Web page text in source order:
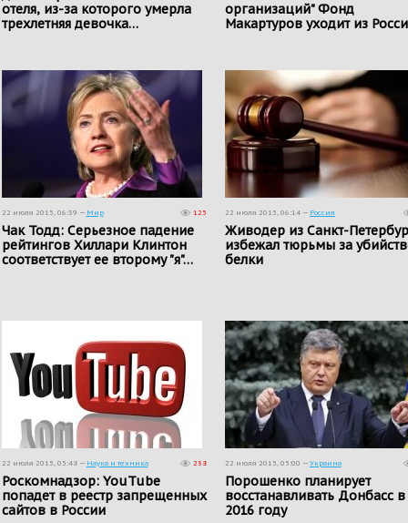
отеля, из-за которого умерла
трехлетняя девочка…
организаций" Фонд
Макартуров уходит из
22 июля 2015, 06:39 — Мир 125
Чак Тодд: Серьезное падение
рейтингов Хиллари Клинтон
соответствует ее второму "я"…
22 июля 2015, 06:14 — Россия
Живодер из Санкт-
избежал тюрьмы за
белки
22 июля 2015, 05:48 — Наука и техника 238
Роскомнадзор: YouTube
попадет в реестр запрещенных
сайтов в России
22 июля 2015, 05:00 — Украина
Порошенко планирует
восстанавливать Донбасс в
2016 году